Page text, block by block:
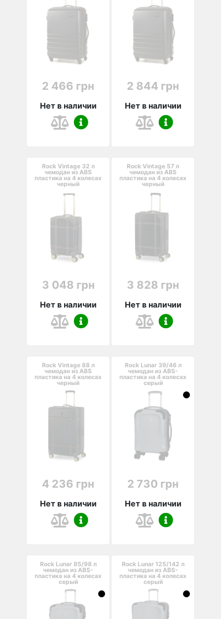
2 466 грн
Нет в наличии
2 844 грн
Нет в наличии
Rock Vintage 32 л
чемодан из ABS
пластика на 4 колесах
черный
3 048 грн
Нет в наличии
Rock Vintage 57 л
чемодан из ABS
пластика на 4 колесах
черный
3 828 грн
Нет в наличии
Rock Vintage 88 л
чемодан из ABS
пластика на 4 колесах
черный
4 236 грн
Нет в наличии
Rock Lunar 39/46 л
чемодан из ABS-
пластика на 4 колесах
серый
2 730 грн
Нет в наличии
Rock Lunar 85/98 л
чемодан из ABS-
пластика на 4 колесах
серый
Rock Lunar 125/142 л
чемодан из ABS-
пластика на 4 колесах
серый